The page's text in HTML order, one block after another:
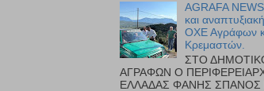
AGRAFA
και
ΟΧΕ Αγράφων
Κρεμαστών.
ΣΤΟ
ΑΓΡΑΦΩΝ Ο
ΕΛΛΑΔΑΣ ΦΑΝΗΣ ΣΠΑΝΟΣ